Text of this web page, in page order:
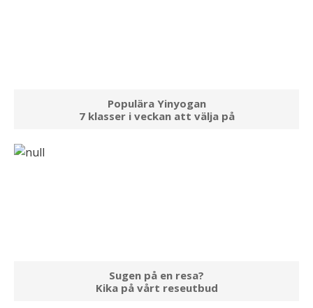
Populära Yinyogan
7 klasser i veckan att välja på
Sugen på en resa?
Kika på vårt reseutbud